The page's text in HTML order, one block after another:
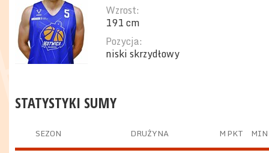
Wzrost:
191 cm
Pozycja:
niski skrzydłowy
STATYSTYKI SUMY
SEZON DRUŻYNA MPKT MIN